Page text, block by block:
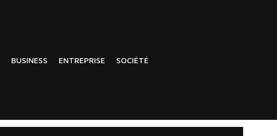
BUSINESS ENTREPRISE SOCIÉTÉ